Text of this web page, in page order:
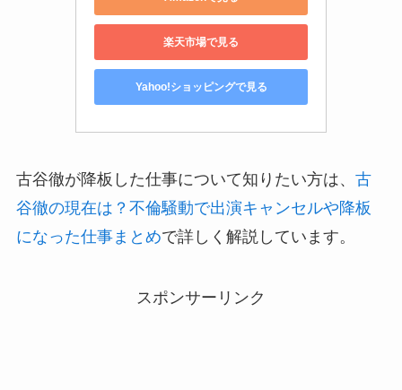
楽天市場で見る
Yahoo!ショッピングで見る
古谷徹が降板した仕事について知りたい方は、 古
谷徹の現在は？不倫騒動で出演キャンセルや降板
になった仕事まとめで詳しく解説しています。
スポンサーリンク